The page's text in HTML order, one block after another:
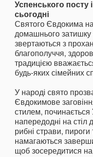
Успенського посту
сьогодні
Святого Євдокима
домашнього затишку
звертаються з
благополуччя,
традицією
будь-яких сімейних
У народі свято
Євдокимове
стилем, починається
напередодні на стіл
рибні страви,
намагаються
щоб зосередитися на